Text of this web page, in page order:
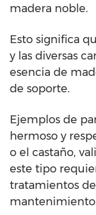
madera noble.
Esto significa
y las diversas
esencia de
de soporte.
Ejemplos de
hermoso y
o el castaño,
este tipo
tratamientos